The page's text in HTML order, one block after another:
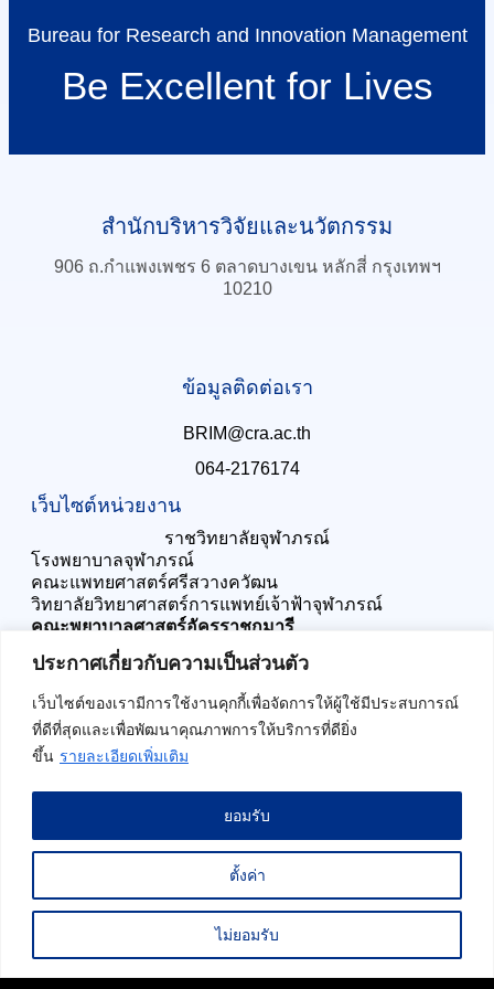
ประกาศเกี่ยวกับความเป็นส่วนตัว
เว็บไซต์ของเรามีการใช้งานคุกกี้เพื่อจัดการให้ผู้ใช้มีประสบการณ์
ที่ดีที่สุดและเพื่อพัฒนาคุณภาพการให้บริการที่ดียิ่ง
ขึ้น รายละเอียดเพิ่มเติม
ตั้งค่า
ไม่ยอมรับ
ยอมรับ
Bureau for Research and Innovation Management
Be Excellent for Lives
สำนักบริหารวิจัยและนวัตกรรม
906 ถ.กำแพงเพชร 6 ตลาดบางเขน หลักสี่ กรุงเทพฯ
10210
ข้อมูลติดต่อเรา
BRIM@cra.ac.th
064-2176174
เว็บไซต์หน่วยงาน
ราชวิทยาลัยจุฬาภรณ์
โรงพยาบาลจุฬาภรณ์
คณะแพทยศาสตร์ศรีสวางควัฒน
วิทยาลัยวิทยาศาสตร์การแพทย์เจ้าฟ้าจุฬาภรณ์
คณะพยาบาลศาสตร์อัครราชกุมารี
ประเมินความพึงพอใจ
สถิติผู้เข้าชมเว็บไซต์ :
สำหรับบุคลากร
ประกาศเกี่ยวกับความเป็นส่วนตัว
นโยบายการใช้คุกกี้